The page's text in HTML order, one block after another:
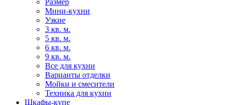
Размер
Мини-кухни
Узкие
3 кв. м.
5 кв. м.
6 кв. м.
9 кв. м.
Все для кухни
Варианты отделки
Мойки и смесители
Техника для кухни
Шкафы-купе